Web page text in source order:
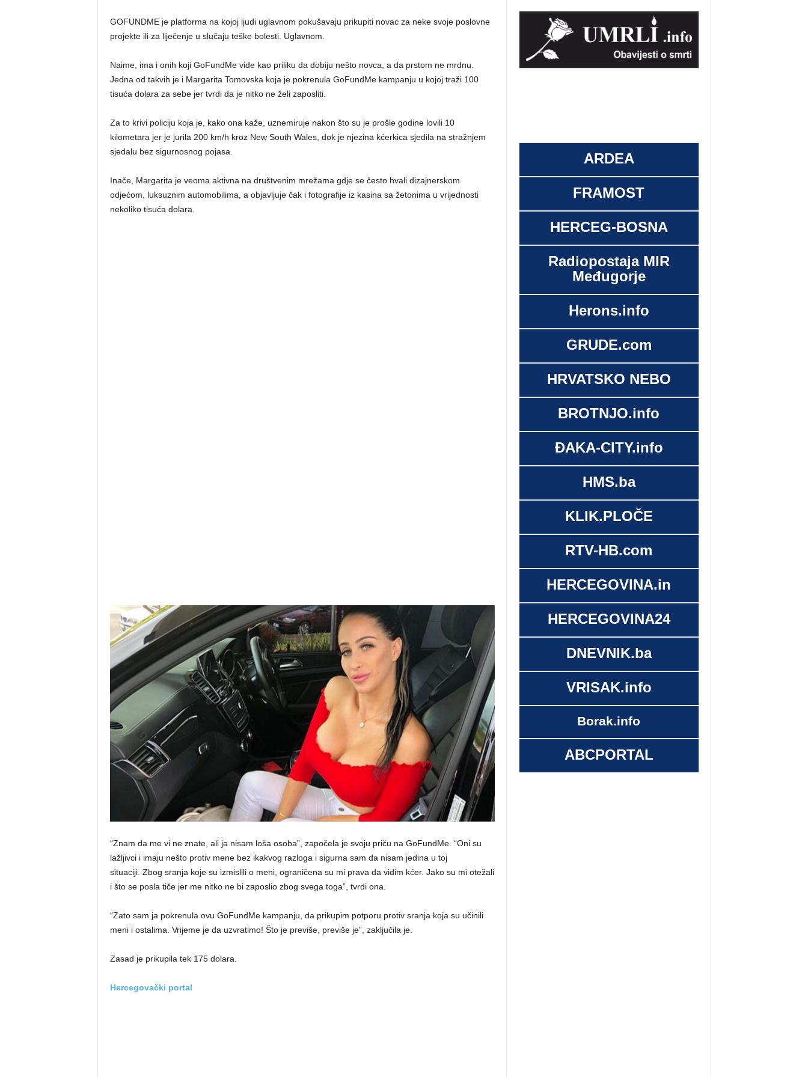
GOFUNDME je platforma na kojoj ljudi uglavnom pokušavaju prikupiti novac za neke svoje poslovne
projekte ili za liječenje u slučaju teške bolesti. Uglavnom.
Naime, ima i onih koji GoFundMe vide kao priliku da dobiju nešto novca, a da prstom ne mrdnu.
Jedna od takvih je i Margarita Tomovska koja je pokrenula GoFundMe kampanju u kojoj traži 100
tisuća dolara za sebe jer tvrdi da je nitko ne želi zaposliti.
Za to krivi policiju koja je, kako ona kaže, uznemiruje nakon što su je prošle godine lovili 10
kilometara jer je jurila 200 km/h kroz New South Wales, dok je njezina kćerkica sjedila na stražnjem
sjedalu bez sigurnosnog pojasa.
Inače, Margarita je veoma aktivna na društvenim mrežama gdje se često hvali dizajnerskom
odjećom, luksuznim automobilima, a objavljuje čak i fotografije iz kasina sa žetonima u vrijednosti
nekoliko tisuća dolara.
“Znam da me vi ne znate, ali ja nisam loša osoba”, započela je svoju priču na GoFundMe. “Oni su
lažljivci i imaju nešto protiv mene bez ikakvog razloga i sigurna sam da nisam jedina u toj
situaciji. Zbog sranja koje su izmislili o meni, ograničena su mi prava da vidim kćer. Jako su mi otežali
i što se posla tiče jer me nitko ne bi zaposlio zbog svega toga”, tvrdi ona.
“Zato sam ja pokrenula ovu GoFundMe kampanju, da prikupim potporu protiv sranja koja su učinili
meni i ostalima. Vrijeme je da uzvratimo! Što je previše, previše je”, zaključila je.
Zasad je prikupila tek 175 dolara.
Hercegovački portal
ARDEA
FRAMOST
HERCEG-BOSNA
Radiopostaja MIR
Međugorje
Herons.info
GRUDE.com
HRVATSKO NEBO
BROTNJO.info
ĐAKA-CITY.info
HMS.ba
KLIK.PLOČE
RTV-HB.com
HERCEGOVINA.in
HERCEGOVINA24
DNEVNIK.ba
VRISAK.info
Borak.info
ABCPORTAL